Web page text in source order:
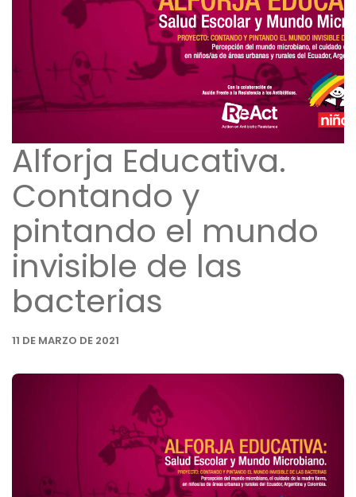
Alforja Educativa.
Contando y
pintando el mundo
invisible de las
bacterias
11 DE MARZO DE 2021